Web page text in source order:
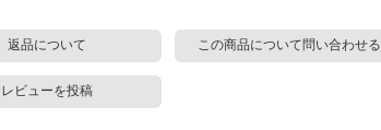
返品について この商品について問い合わせる
レビューを投稿